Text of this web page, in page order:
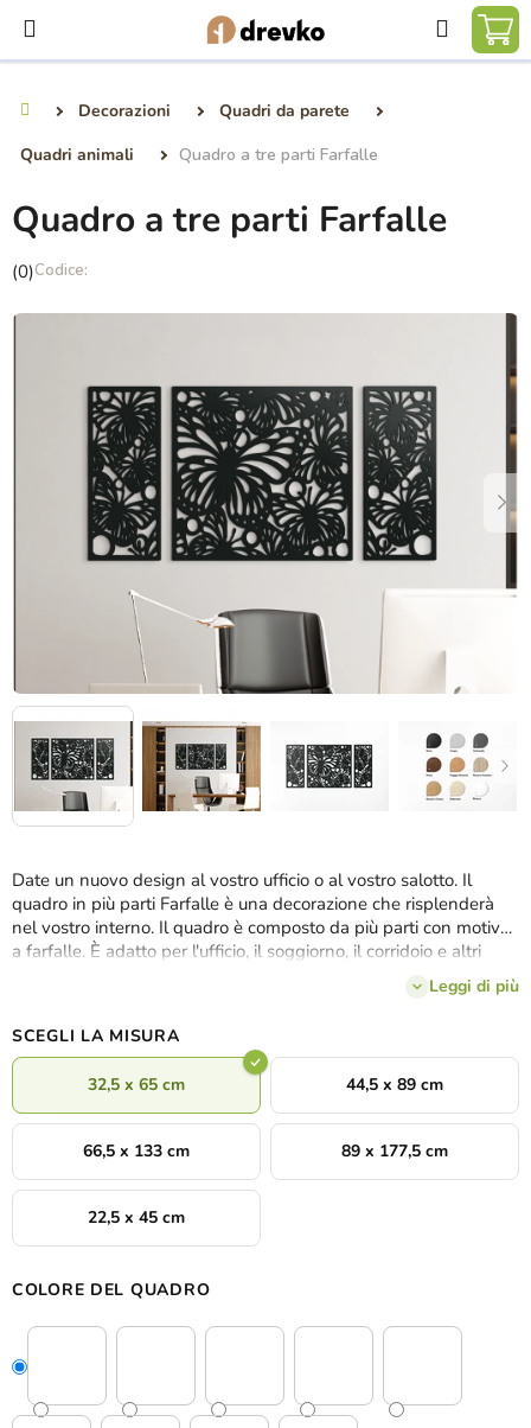
contenuto
Ricerca
Decorazioni
Quadri da parete
Quadri animali
Quadro a tre parti Farfalle
Date un nuovo design al vostro ufficio o al vostro salotto. Il
quadro in più parti Farfalle è una decorazione che risplenderà
nel vostro interno. Il quadro è composto da più parti con motivo
a farfalle. È adatto per l'ufficio, il soggiorno, il corridoio e altri
Leggi di più
SCEGLI LA MISURA
32,5 x 65 cm 44,5 x 89 cm
66,5 x 133 cm 89 x 177,5 cm
22,5 x 45 cm
COLORE DEL QUADRO
Quadro a tre parti Farfalle
La
media
(0)